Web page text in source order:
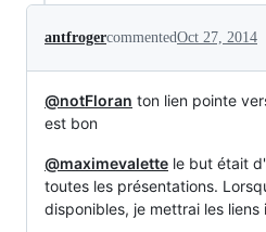
antfrogercommentedOct 27, 2014
@notFloran ton lien pointe
est bon
@maximevalette le but était
toutes les présentations.
disponibles, je mettrai les liens